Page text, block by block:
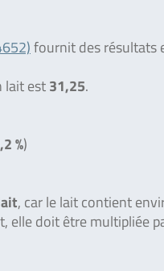
fournit des résultats
lait est31,25.
%)
, car le lait contient
elle doit être multipliée